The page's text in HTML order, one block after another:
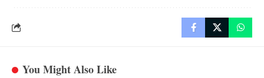
You Might Also Like